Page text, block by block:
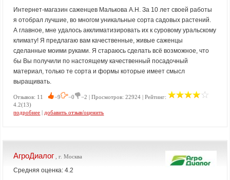
Интернет-магазин саженцев Малькова А.Н. За 10 лет своей работы
я отобрал лучшие, во многом уникальные сорта садовых растений.
А главное, мне удалось акклиматизировать их к суровому уральскому
климату! Я предлагаю вам качественные, живые саженцы
сделанные моими руками. Я стараюсь сделать всё возможное, что
бы Вы получили по настоящему качественный посадочный
материал, только те сорта и формы которые имеет смысл
выращивать.
Отзывов: 11 −9 −0
−2 | Просмотров: 22924 | Рейтинг:
4.2(13)
подробнее | добавить отзыв/оценить
АгроДиалог , г. Москва
Средняя оценка: 4.2